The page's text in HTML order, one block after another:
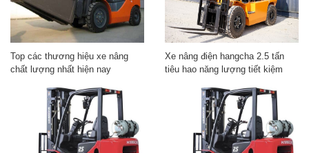
Top các thương hiệu xe nâng
chất lượng nhất hiện nay
Xe nâng điện hangcha 2.5 tấn
tiêu hao năng lượng tiết kiệm